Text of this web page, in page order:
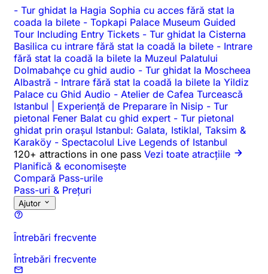
- Tur ghidat la Hagia Sophia cu acces fără stat la
coada la bilete - Topkapi Palace Museum Guided
Tour Including Entry Tickets - Tur ghidat la Cisterna
Basilica cu intrare fără stat la coadă la bilete - Intrare
fără stat la coadă la bilete la Muzeul Palatului
Dolmabahçe cu ghid audio - Tur ghidat la Moscheea
Albastră - Intrare fără stat la coadă la bilete la Yildiz
Palace cu Ghid Audio - Atelier de Cafea Turcească
Istanbul | Experiență de Preparare în Nisip - Tur
pietonal Fener Balat cu ghid expert - Tur pietonal
ghidat prin orașul Istanbul: Galata, Istiklal, Taksim &
Karaköy - Spectacolul Live Legends of Istanbul
120+ attractions in one pass Vezi toate atracțiile
Planifică & economisește
Compară Pass-urile
Pass-uri & Prețuri
Ajutor
Întrebări frecvente
Întrebări frecvente